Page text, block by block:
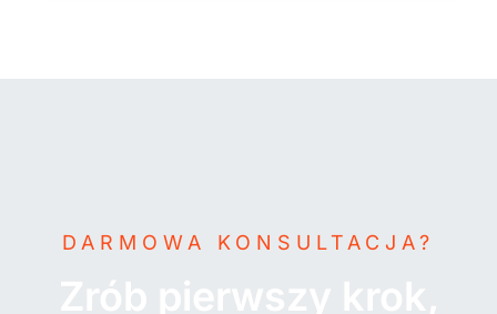
DARMOWA KONSULTACJA?